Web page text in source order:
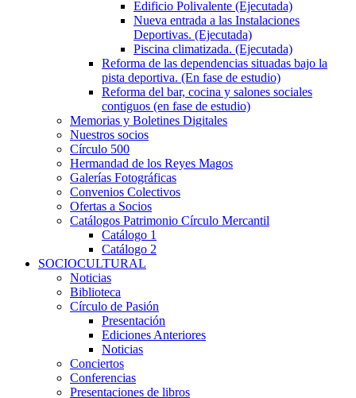
Edificio Polivalente (Ejecutada)
Nueva entrada a las Instalaciones
Deportivas. (Ejecutada)
Piscina climatizada. (Ejecutada)
Reforma de las dependencias situadas bajo la
pista deportiva. (En fase de estudio)
Reforma del bar, cocina y salones sociales
contiguos (en fase de estudio)
Memorias y Boletines Digitales
Nuestros socios
Círculo 500
Hermandad de los Reyes Magos
Galerías Fotográficas
Convenios Colectivos
Ofertas a Socios
Catálogos Patrimonio Círculo Mercantil
Catálogo 1
Catálogo 2
SOCIOCULTURAL
Noticias
Biblioteca
Círculo de Pasión
Presentación
Ediciones Anteriores
Noticias
Conciertos
Conferencias
Presentaciones de libros